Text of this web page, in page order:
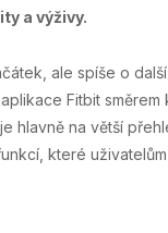
a výživy.
ale spíše o
Fitbit směrem
hlavně na větší
které